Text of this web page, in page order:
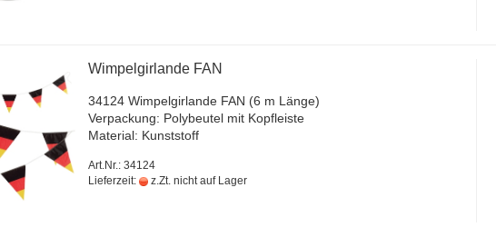
Wim­pel­gir­lan­de FAN
34124 Wim­pel­gir­lan­de FAN (6 m Länge)
Ver­pa­ckung: Po­ly­beu­tel mit Kopf­leis­te
Ma­te­ri­al: Kunst­stoff
Art.Nr.: 34124
Lieferzeit:
z.Zt. nicht auf Lager